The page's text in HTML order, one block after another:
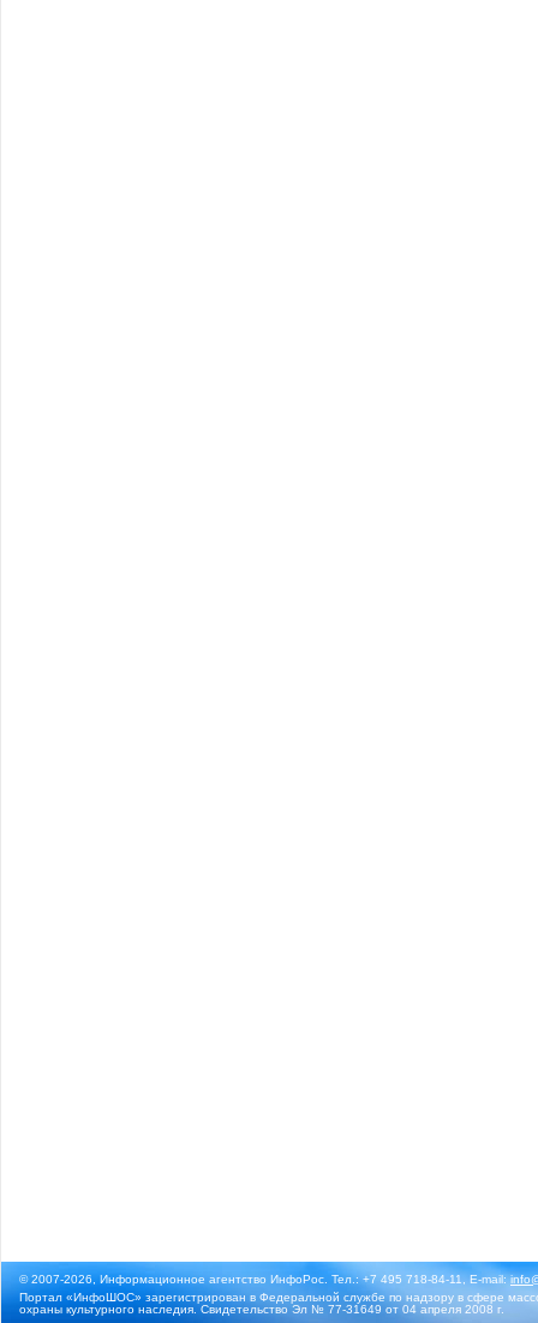
© 2007-2026, Информационное агентство ИнфоРос. Тел.: +7 495 718-84-11, E-mail:
Портал «ИнфоШОС» зарегистрирован в Федеральной службе по надзору в сфере
охраны культурного наследия. Свидетельство Эл № 77-31649 от 04 апреля 2008 г.